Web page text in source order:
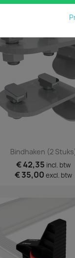
Bindhaken (2
€ 42,35 incl. btw
€ 35,00 excl. btw